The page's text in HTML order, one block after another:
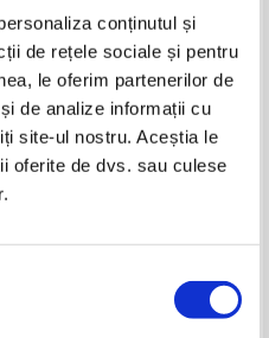
conținutul și
de rețele sociale și pentru
le oferim partenerilor de
de analize informații cu
site-ul nostru. Aceștia le
oferite de dvs. sau culese
Timothy J. Sharp - 100 de cai
spre fericire. Un ghid pentru
oameni ocupati Lei
Adaugă în coș